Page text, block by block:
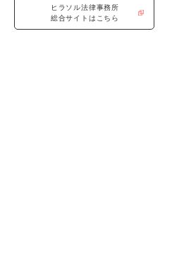
ヒラソル法律事務所
総合サイトはこちら